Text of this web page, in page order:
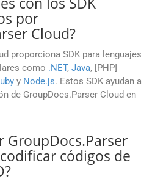
por
Cloud?
proporciona SDK para lenguajes
como .NET, Java, [PHP]
y Node.js. Estos SDK ayudan a
de GroupDocs.Parser Cloud en
GroupDocs.Parser
códigos de